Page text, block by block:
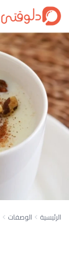
الرئيسية الوصفات